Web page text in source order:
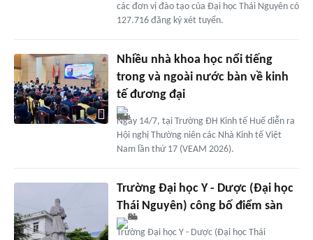
các đơn vị đào tạo của Đại học Thái Nguyên có
127.716 đăng ký xét tuyển.
Nhiều nhà khoa học nổi tiếng
trong và ngoài nước bàn về kinh
tế đương đại
Ngày 14/7, tại Trường ĐH Kinh tế Huế diễn ra
Hội nghị Thường niên các Nhà Kinh tế Việt
Nam lần thứ 17 (VEAM 2026).
Trường Đại học Y - Dược (Đại học
Thái Nguyên) công bố điểm sàn
Trường Đại học Y - Dược (Đại học Thái